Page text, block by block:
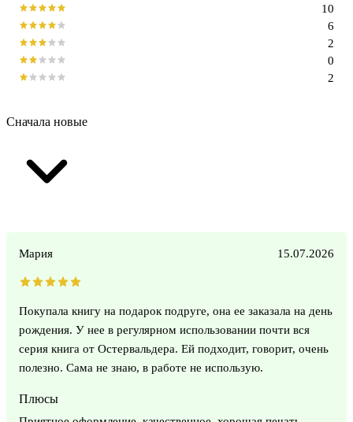
2
0
2
6
10
Сначала новые
Мария 15.07.2026
Покупала книгу на подарок подруге, она ее заказала на день
рождения. У нее в регулярном использовании почти вся
серия книга от Остервальдера. Ей подходит, говорит, очень
полезно. Сама не знаю, в работе не использую.
Плюсы